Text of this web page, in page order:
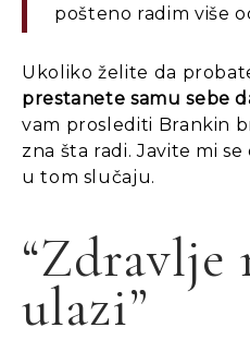
pošteno radim više
Ukoliko želite da
prestanete samu sebe
vam proslediti Brankin
zna šta radi. Javite mi
u tom slučaju.
“Zdravlje
ulazi”